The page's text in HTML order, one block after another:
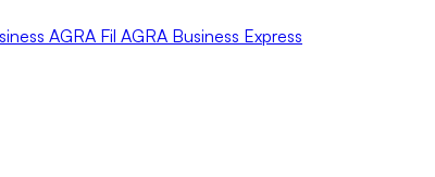
AGRA Fil AGRA Business Express